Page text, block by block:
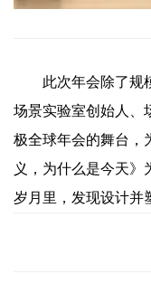
此次年会除了规
场景实验室创始人、
极全球年会的舞台，
义，为什么是今天》
岁月里，发现设计并